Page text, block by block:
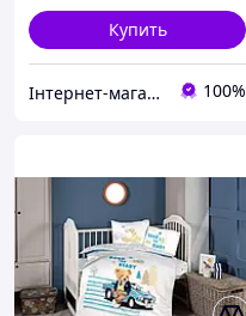
Купить
Інтернет-магазин "Домашній" 100%